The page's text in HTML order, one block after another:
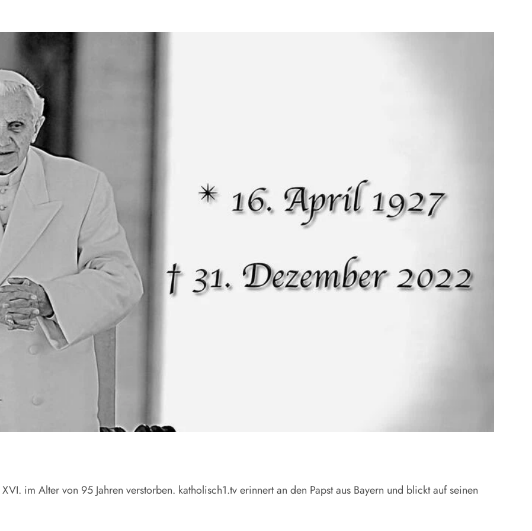
im Alter von 95 Jahren verstorben. katholisch1.tv erinnert an den Papst aus Bayern und blickt auf seinen